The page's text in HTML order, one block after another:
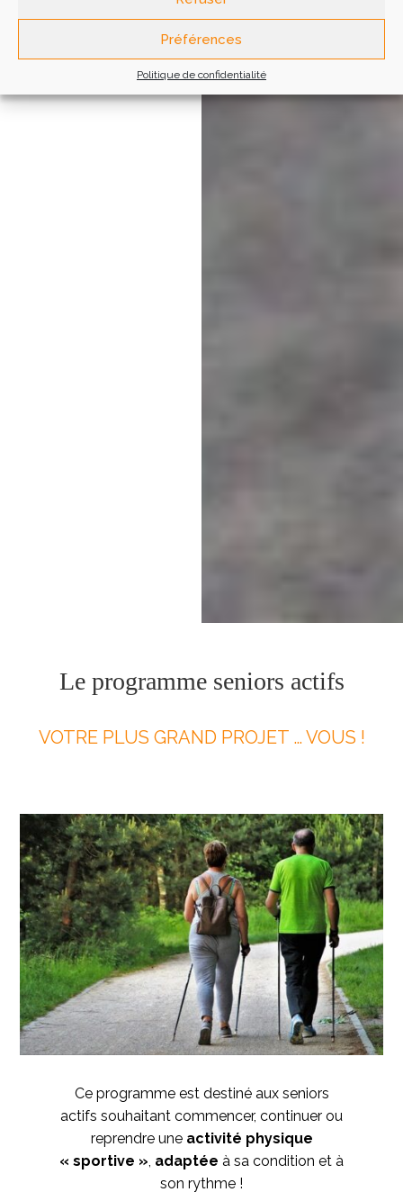
Préférences
Politique de confidentialité
Le programme seniors actifs
VOTRE PLUS GRAND PROJET … VOUS !
Ce programme est destiné aux seniors
actifs souhaitant commencer, continuer ou
reprendre une activité physique
« sportive », adaptée à sa condition et à
son rythme !